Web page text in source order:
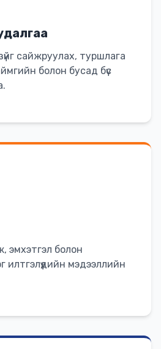
сайжруулах, туршлага
болон бусад бүс
эмхэтгэл болон
мэдээллийн